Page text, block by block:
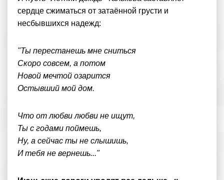
сердце сжиматься от затаённой грусти и
несбывшихся надежд:
"Ты перестанешь мне сниться
Скоро совсем, а потом
Новой мечтой озарится
Остывший мой дом.
Что от любви любви не ищут,
Ты с годами поймешь,
Ну, а сейчас ты не слышишь,
И тебя не вернешь..."